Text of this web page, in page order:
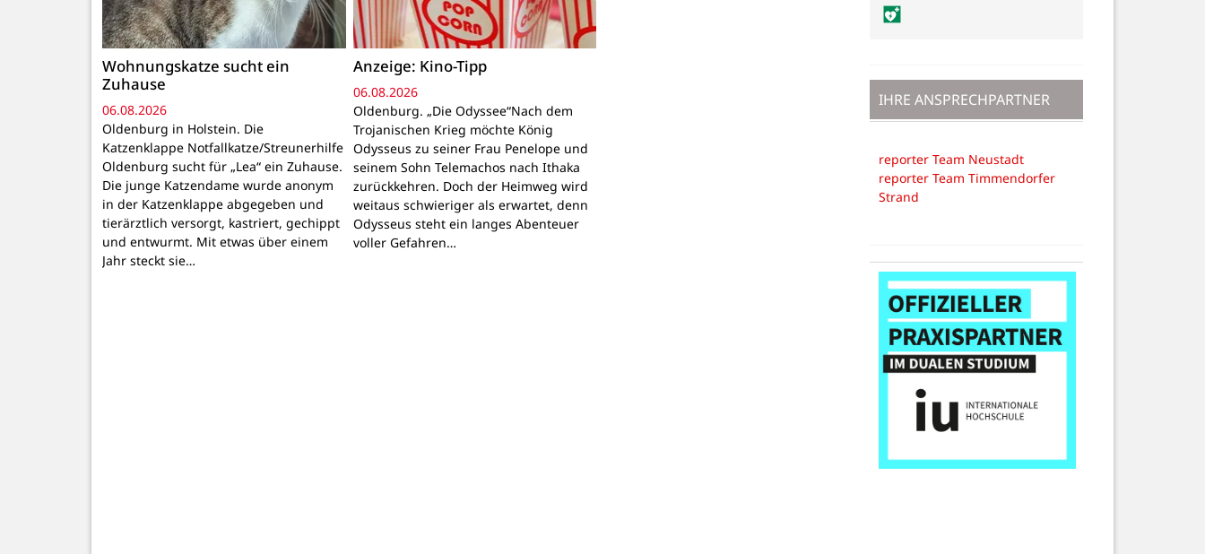
Wohnungskatze sucht ein
Zuhause
06.08.2026
Oldenburg in Holstein. Die
Katzenklappe Notfallkatze/Streunerhilfe
Oldenburg sucht für „Lea“ ein Zuhause.
Die junge Katzendame wurde anonym
in der Katzenklappe abgegeben und
tierärztlich versorgt, kastriert, gechippt
und entwurmt. Mit etwas über einem
Jahr steckt sie…
Anzeige: Kino-Tipp
06.08.2026
Oldenburg. „Die Odyssee“Nach dem
Trojanischen Krieg möchte König
Odysseus zu seiner Frau Penelope und
seinem Sohn Telemachos nach Ithaka
zurückkehren. Doch der Heimweg wird
weitaus schwieriger als erwartet, denn
Odysseus steht ein langes Abenteuer
voller Gefahren…
IHRE ANSPRECHPARTNER
reporter Team Neustadt
reporter Team Timmendorfer
Strand